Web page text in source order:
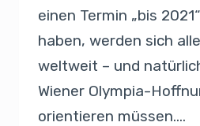
einen Termin „bis
haben, werden sich
weltweit – und
Wiener Olympia-
orientieren müssen….